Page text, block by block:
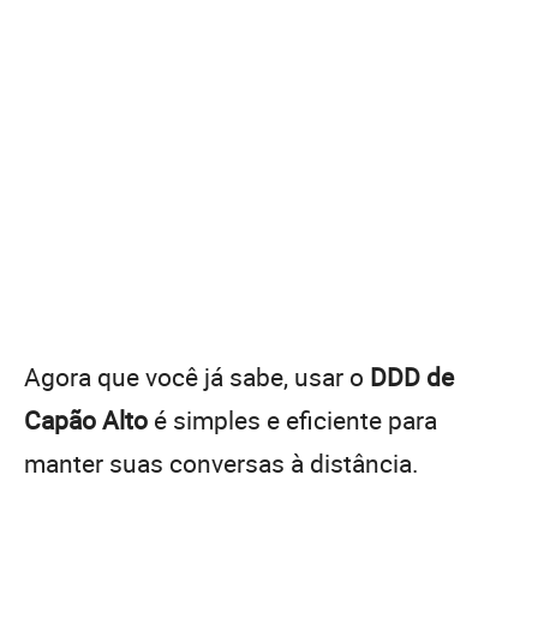
Agora que você já sabe, usar o DDD de
Capão Alto é simples e eficiente para
manter suas conversas à distância.